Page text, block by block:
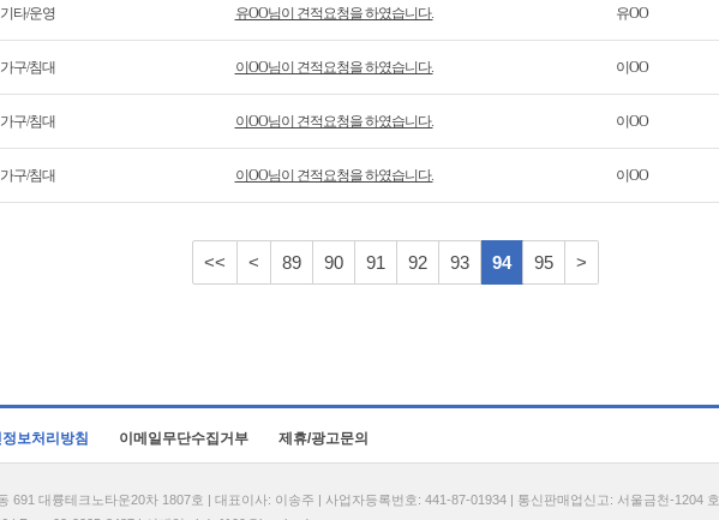
기타/운영 유OO님이 견적요청을 하였습니다. 유OO
가구/침대 이OO님이 견적요청을 하였습니다. 이OO
가구/침대 이OO님이 견적요청을 하였습니다. 이OO
가구/침대 이OO님이 견적요청을 하였습니다. 이OO
<< < 89 90 91 92 93 94 95 >
보처리방침 이메일무단수집거부 제휴/광고문의
691 대륭테크노타운20차 1807호 | 대표이사: 이송주 | 사업자등록번호: 441-87-01934 | 통신판매업신고: 서울금천-1204 호